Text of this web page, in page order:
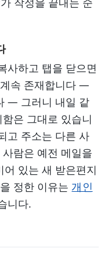
사하고 탭을 닫으면
속 존재합니다 —
— 그러니 내일 같
은 그대로 있습니
고 주소는 다른 사
람은 예전 메일을
있는 새 받은편지
정한 이유는개인
니다.